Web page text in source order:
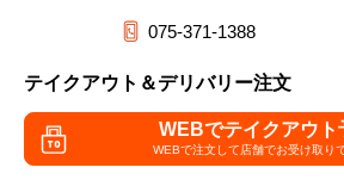
075-371-1388
テイクアウト＆デリバリー注文
WEBでテイクアウト
WEBで注文して店舗でお受け取り